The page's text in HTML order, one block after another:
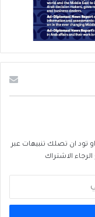
تود ان تصلك تنبيهات عبر
الاشتراك